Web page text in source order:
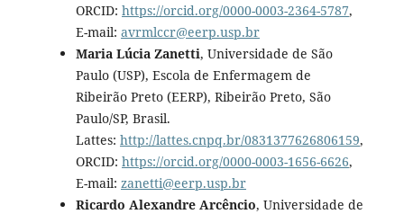
ORCID: https://orcid.org/0000-0003-2364-5787,
E-mail: avrmlccr@eerp.usp.br
Maria Lúcia Zanetti, Universidade de São
Paulo (USP), Escola de Enfermagem de
Ribeirão Preto (EERP), Ribeirão Preto, São
Paulo/SP, Brasil.
Lattes: http://lattes.cnpq.br/0831377626806159,
ORCID: https://orcid.org/0000-0003-1656-6626,
E-mail: zanetti@eerp.usp.br
Ricardo Alexandre Arcêncio, Universidade de